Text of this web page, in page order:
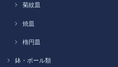
菊紋皿
焼皿
楕円皿
鉢・ボール類